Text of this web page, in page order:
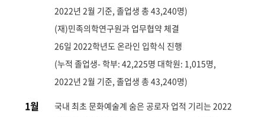
2022년 2월 기준, 졸업생 총 43,240명)
(재)민족의학연구원과 업무협약 체결
26일 2022학년도 온라인 입학식 진행
(누적 졸업생- 학부: 42,225명 대학원: 1,015명,
2022년 2월 기준, 졸업생 총 43,240명)
1월
국내 최초 문화예술계 숨은 공로자 업적 기리는 2022